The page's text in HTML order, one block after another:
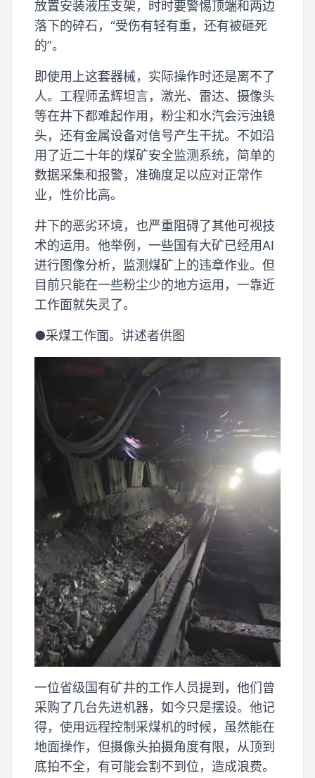
放置安装液压支架，时时要警惕顶端和两边
落下的碎石，“受伤有轻有重，还有被砸死
的”。
即使用上这套器械，实际操作时还是离不了
人。工程师孟辉坦言，激光、雷达、摄像头
等在井下都难起作用，粉尘和水汽会污浊镜
头，还有金属设备对信号产生干扰。不如沿
用了近二十年的煤矿安全监测系统，简单的
数据采集和报警，准确度足以应对正常作
业，性价比高。
井下的恶劣环境，也严重阻碍了其他可视技
术的运用。他举例，一些国有大矿已经用AI
进行图像分析，监测煤矿上的违章作业。但
目前只能在一些粉尘少的地方运用，一靠近
工作面就失灵了。
●采煤工作面。讲述者供图
一位省级国有矿井的工作人员提到，他们曾
采购了几台先进机器，如今只是摆设。他记
得，使用远程控制采煤机的时候，虽然能在
地面操作，但摄像头拍摄角度有限，从顶到
底拍不全，有可能会割不到位，造成浪费。